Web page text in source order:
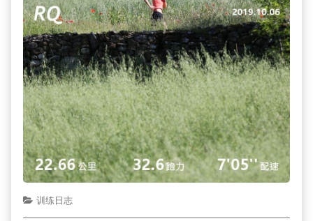
训练日志